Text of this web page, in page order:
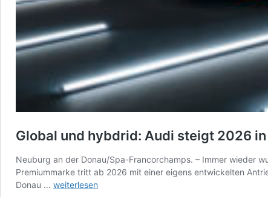
Global und hybdrid: Audi steigt 2026 in
Neuburg an der Donau/Spa-Francorchamps. – Immer wieder
Premiummarke tritt ab 2026 mit einer eigens entwickelten
Donau … Global
weiterlesen